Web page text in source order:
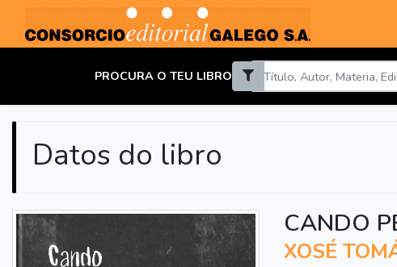
PROCURA O TEU LIBRO
Datos do libro
CANDO
XOSÉ